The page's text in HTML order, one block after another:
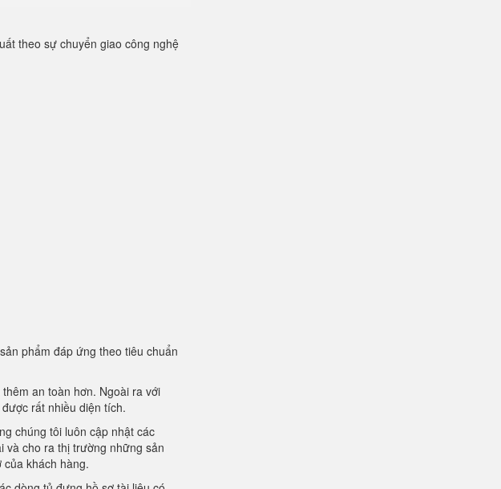
theo sự chuyển giao công nghệ
phẩm đáp ứng theo tiêu chuẩn
an toàn hơn. Ngoài ra với
rất nhiều diện tích.
chúng tôi luôn cập nhật các
và cho ra thị trường những sản
khách hàng.